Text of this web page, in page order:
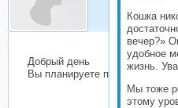
Кошка
вечер?»
удобное
жизнь.
Мы тоже
этому
Добрый день
Вы планируете приобретать